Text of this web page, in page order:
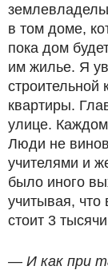
в том доме,
пока дом
им жилье. Я
строительной
квартиры.
улице.
Люди не
учителями и
было иного
учитывая, что
стоит 3
— И как при